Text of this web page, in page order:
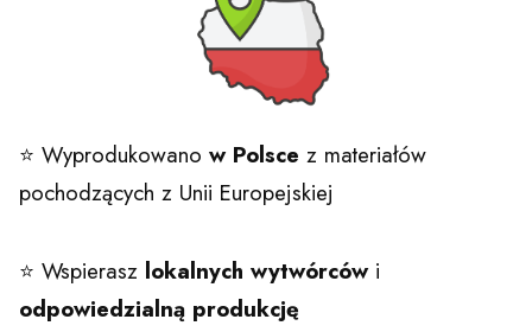
⭐ Wyprodukowano w Polsce z materiałów
pochodzących z Unii Europejskiej
⭐ Wspierasz lokalnych wytwórcówi
odpowiedzialną produkcję